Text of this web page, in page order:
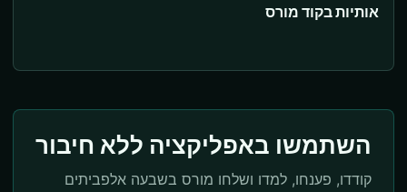
אותיות בקוד מורס
השתמשו באפליקציה ללא חיבור
קודדו, פענחו, למדו ושלחו מורס בשבעה אלפביתים